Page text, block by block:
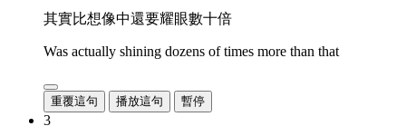
其實比想像中還要耀眼數十倍
Was actually shining dozens of times more than that
重覆這句 播放這句 暫停
3